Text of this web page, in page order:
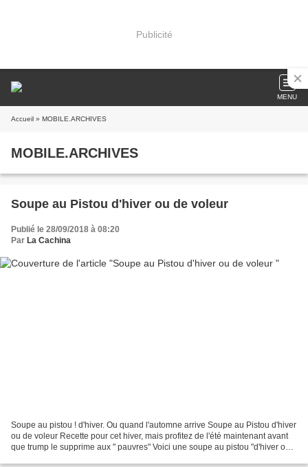
Publicité
MENU
Accueil » MOBILE.ARCHIVES
MOBILE.ARCHIVES
Soupe au Pistou d'hiver ou de voleur
Publié le 28/09/2018 à 08:20
Par La Cachina
Soupe au pistou ! d'hiver. Ou quand l'automne arrive Soupe au Pistou d'hiver
ou de voleur Recette pour cet hiver, mais profitez de l'été maintenant avant
que trump le supprime aux " pauvres" Voici une soupe au pistou "d'hiver ou